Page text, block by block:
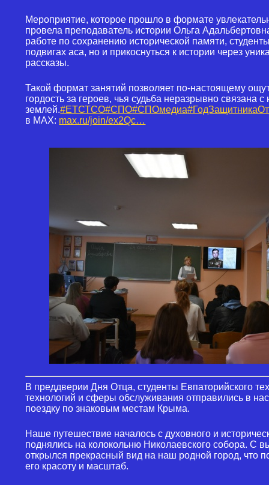
Мероприятие, которое прошло в формате
провела преподаватель истории Ольга
работе по сохранению исторической памяти,
подвигах аса, но и прикоснуться к истории через
рассказы.
Такой формат занятий позволяет по-настоящему
гордость за героев, чья судьба неразрывно связана
землей.#ЕТСТСО#СПО#СПОмедиа
в MAX: max.ru/join/ex2Qc…
В преддверии Дня Отца, студенты Евпаторийского
технологий и сферы обслуживания отправились в
поездку по знаковым местам Крыма.
Наше путешествие началось с духовного и
поднялись на колокольню Николаевского собора. С
открылся прекрасный вид на наш родной город, что
его красоту и масштаб.